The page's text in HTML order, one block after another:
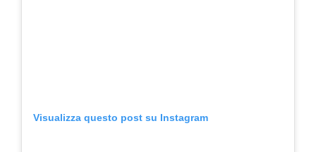
Visualizza questo post su Instagram